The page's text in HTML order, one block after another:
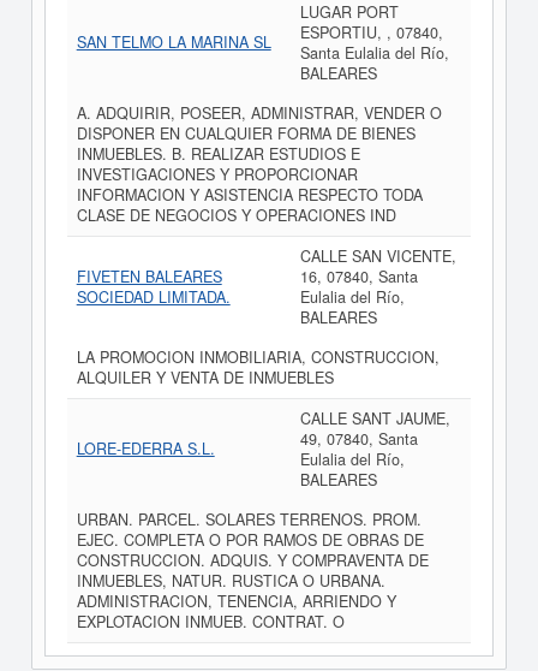
SAN TELMO LA MARINA SL
LUGAR PORT
ESPORTIU, , 07840,
Santa Eulalia del Río,
BALEARES
A. ADQUIRIR, POSEER, ADMINISTRAR, VENDER O
DISPONER EN CUALQUIER FORMA DE BIENES
INMUEBLES. B. REALIZAR ESTUDIOS E
INVESTIGACIONES Y PROPORCIONAR
INFORMACION Y ASISTENCIA RESPECTO TODA
CLASE DE NEGOCIOS Y OPERACIONES IND
FIVETEN BALEARES
SOCIEDAD LIMITADA.
CALLE SAN VICENTE,
16, 07840, Santa
Eulalia del Río,
BALEARES
LA PROMOCION INMOBILIARIA, CONSTRUCCION,
ALQUILER Y VENTA DE INMUEBLES
LORE-EDERRA S.L.
CALLE SANT JAUME,
49, 07840, Santa
Eulalia del Río,
BALEARES
URBAN. PARCEL. SOLARES TERRENOS. PROM.
EJEC. COMPLETA O POR RAMOS DE OBRAS DE
CONSTRUCCION. ADQUIS. Y COMPRAVENTA DE
INMUEBLES, NATUR. RUSTICA O URBANA.
ADMINISTRACION, TENENCIA, ARRIENDO Y
EXPLOTACION INMUEB. CONTRAT. O